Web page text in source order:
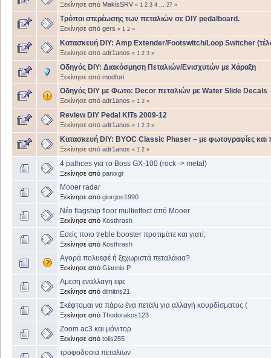
Ξεκίνησε από MakisSRV « 1 2 3 4 ... 27 »
Τρόποι στερέωσης των πεταλιών σε DIY pedalboard.
Ξεκίνησε από gers « 1 2 »
Κατασκευή DIY: Amp Extender/Footswitch/Loop Switcher
Ξεκίνησε από adr1anos « 1 2 3 »
Οδηγός DIY: Διακόσμηση Πεταλιών/Ενισχυτών με Χάραξη
Ξεκίνησε από modfori
Οδηγός DIY με Φωτο: Decor πεταλιών με Water Slide Decals
Ξεκίνησε από adr1anos « 1 2 »
Review DIY Pedal KITs 2009-12
Ξεκίνησε από adr1anos « 1 2 3 »
Κατασκευή DIY: BYOC Classic Phaser – με φωτογραφίες και
Ξεκίνησε από adr1anos « 1 2 »
4 pathces για το Boss GX-100 (rock -> metal)
Ξεκίνησε από panixgr
Mooer radar
Ξεκίνησε από giorgos1990
Νέο flagship floor multieffect από Mooer
Ξεκίνησε από Kosthrash
Εσείς ποιο treble booster προτιμάτε και γιατί;
Ξεκίνησε από Kosthrash
Αγορά πολυεφέ ή ξεχωριστά πεταλάκια?
Ξεκίνησε από Giannis P
Αμεση εναλλαγη εφε
Ξεκίνησε από dimitris21
Σκέφτομαι να πάρω ένα πετάλι για αλλαγή κουρδίσματος (
Ξεκίνησε από Thodorakos123
Zoom ac3 και μόνιτορ
Ξεκίνησε από tolis255
τροφοδοσια πεταλιων